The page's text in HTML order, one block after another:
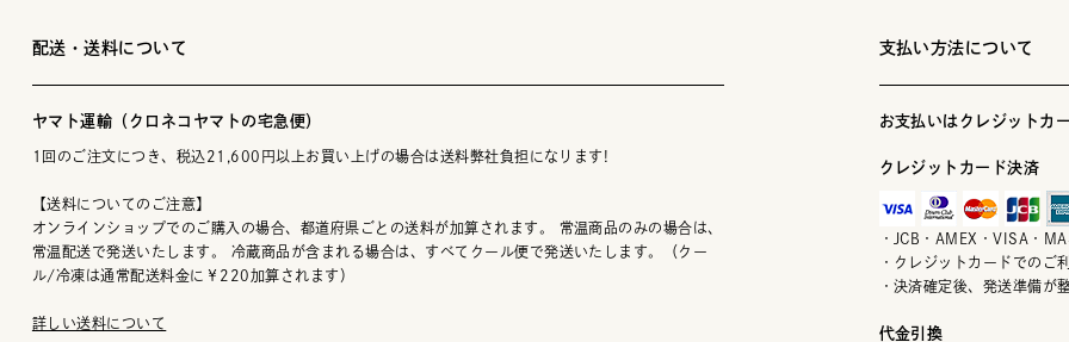
配送・送料について
ヤマト運輸（クロネコヤマトの宅急便）
1回のご注文につき、税込21,600円以上お買い上げの場合は送料弊社負担になります!
【送料についてのご注意】
オンラインショップでのご購入の場合、都道府県ごとの送料が加算されます。 常温商品のみの場合は、
常温配送で発送いたします。 冷蔵商品が含まれる場合は、すべてクール便で発送いたします。（クー
ル/冷凍は通常配送料金に￥220加算されます）
詳しい送料について
支払い方法について
お支払いはクレジットカ
クレジットカード決済
・JCB・AMEX・VISA・
・クレジットカードでのご
・決済確定後、発送準備
代金引換